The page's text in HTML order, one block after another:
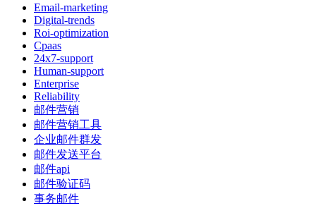
Email-marketing
Digital-trends
Roi-optimization
Cpaas
24x7-support
Human-support
Enterprise
Reliability
邮件营销
邮件营销工具
企业邮件群发
邮件发送平台
邮件api
邮件验证码
事务邮件